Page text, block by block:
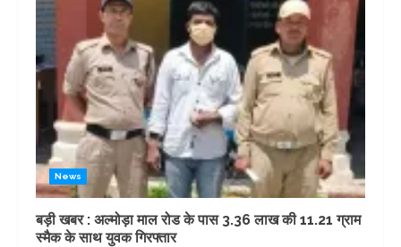
News
बड़ी खबर : अल्मोड़ा माल रोड के पास 3.36 लाख की 11.21 ग्राम
स्मैक के साथ युवक गिरफ्तार